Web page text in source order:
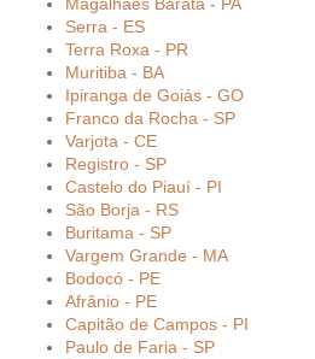
Magalhães Barata - PA
Serra - ES
Terra Roxa - PR
Muritiba - BA
Ipiranga de Goiás - GO
Franco da Rocha - SP
Varjota - CE
Registro - SP
Castelo do Piauí - PI
São Borja - RS
Buritama - SP
Vargem Grande - MA
Bodocó - PE
Afrânio - PE
Capitão de Campos - PI
Paulo de Faria - SP